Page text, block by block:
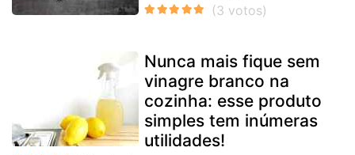
Nunca mais fique sem
vinagre branco na
cozinha: esse produto
simples tem inúmeras
utilidades!